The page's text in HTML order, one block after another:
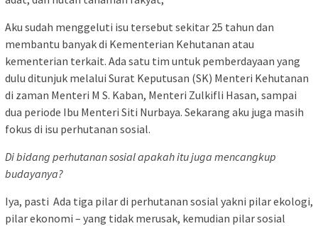
Aku sudah menggeluti isu tersebut sekitar 25 tahun dan
membantu banyak di Kementerian Kehutanan atau
kementerian terkait. Ada satu tim untuk pemberdayaan yang
dulu ditunjuk melalui Surat Keputusan (SK) Menteri Kehutanan
di zaman Menteri M S. Kaban, Menteri Zulkifli Hasan, sampai
dua periode Ibu Menteri Siti Nurbaya. Sekarang aku juga masih
fokus di isu perhutanan sosial.
Di bidang perhutanan sosial apakah itu juga mencangkup
budayanya?
Iya, pasti Ada tiga pilar di perhutanan sosial yakni pilar ekologi,
pilar ekonomi – yang tidak merusak, kemudian pilar sosial